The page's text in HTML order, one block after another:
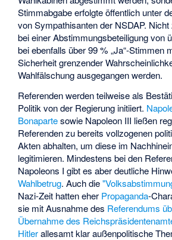
Stimmabgabe erfolgte öffentlich unter
von Sympathisanten der NSDAP.
bei einer Abstimmungsbeteiligung von
bei ebenfalls über 99 % „Ja“-Stimmen
Sicherheit grenzender
Wahlfälschung ausgegangen werden.
Referenden werden teilweise als
Politik von der Regierung initiiert.
Bonapartesowie Napoleon III ließen
Referenden zu bereits vollzogenen
Akten abhalten, um diese im
legitimieren. Mindestens bei den
Napoleons I gibt es aber deutliche
Wahlbetrug. Auch die
Nazi-Zeit hatten eher Propaganda-
sie mit Ausnahme des Referendums
Übernahme des
Hitlerallesamt klar außenpolitische